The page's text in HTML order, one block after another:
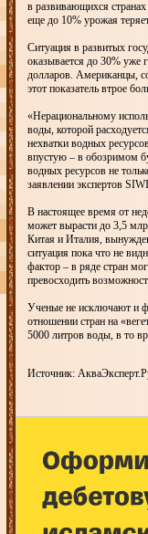
в развивающихся
еще до 10% урожая
Ситуация в развитых
оказывается до 30% уже
долларов. Американцы,
этот показатель втрое
«Нерациональному
воды, которой
нехватки водных
впустую – в обозримом
водных ресурсов не
заявлении экспертов
В настоящее время от
может вырасти до 3,5
Китая и Италия,
ситуация пока что не
фактор – в ряде стран
превосходить
Ученые не исключают и
отношении стран на
5000 литров воды, в то
Источник: